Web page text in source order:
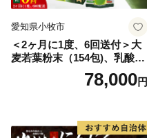
愛知県小牧市
＜2ヶ月に1度、6回送付＞大
麦若葉粉末（154包)、乳酸菌
+大麦若葉粉末（7包) 山本
78,000円